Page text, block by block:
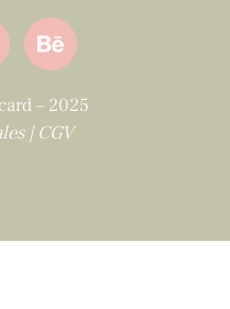
– 2025
|CGV